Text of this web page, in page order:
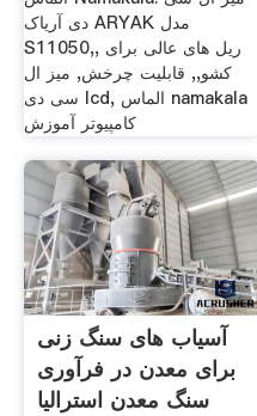
دی آریاک ARYAK مدل
S11050,, ریل های عالی برای
کشو,, قابلیت چرخش, میز ال
سی دی lcd, الماس namakala
کامپیوتر آموزش
آسیاب های سنگ زنی
برای معدن در فرآوری
سنگ معدن استرالیا